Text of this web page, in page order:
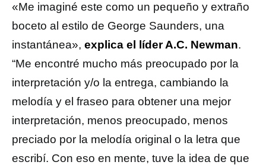
«Me imaginé este como un pequeño y extraño
boceto al estilo de George Saunders, una
instantánea», explica el líder A.C. Newman.
“Me encontré mucho más preocupado por la
interpretación y/o la entrega, cambiando la
melodía y el fraseo para obtener una mejor
interpretación, menos preocupado, menos
preciado por la melodía original o la letra que
escribí. Con eso en mente, tuve la idea de que